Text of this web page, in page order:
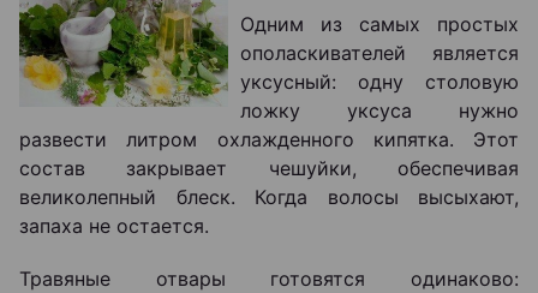
Одним из самых простых
ополаскивателей является
уксусный: одну столовую
ложку уксуса нужно
развести литром охлажденного кипятка. Этот
состав закрывает чешуйки, обеспечивая
великолепный блеск. Когда волосы высыхают,
запаха не остается.
Травяные отвары готовятся одинаково: